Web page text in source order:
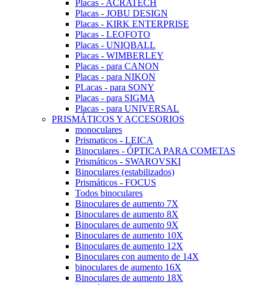
Placas - ACRATECH
Placas - JOBU DESIGN
Placas - KIRK ENTERPRISE
Placas - LEOFOTO
Placas - UNIQBALL
Placas - WIMBERLEY
Placas - para CANON
Placas - para NIKON
PLacas - para SONY
Placas - para SIGMA
Placas - para UNIVERSAL
PRISMÁTICOS Y ACCESORIOS
monoculares
Prismaticos - LEICA
Binoculares - ÓPTICA PARA COMETAS
Prismáticos - SWAROVSKI
Binoculares (estabilizados)
Prismáticos - FOCUS
Todos binoculares
Binoculares de aumento 7X
Binoculares de aumento 8X
Binoculares de aumento 9X
Binoculares de aumento 10X
Binoculares de aumento 12X
Binoculares con aumento de 14X
binoculares de aumento 16X
Binoculares de aumento 18X